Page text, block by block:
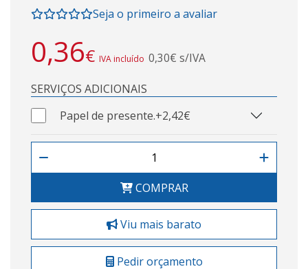
Seja o primeiro a avaliar
0,36€ IVA incluído 0,30€ s/IVA
SERVIÇOS ADICIONAIS
Papel de presente.+2,42€
COMPRAR
Viu mais barato
Pedir orçamento